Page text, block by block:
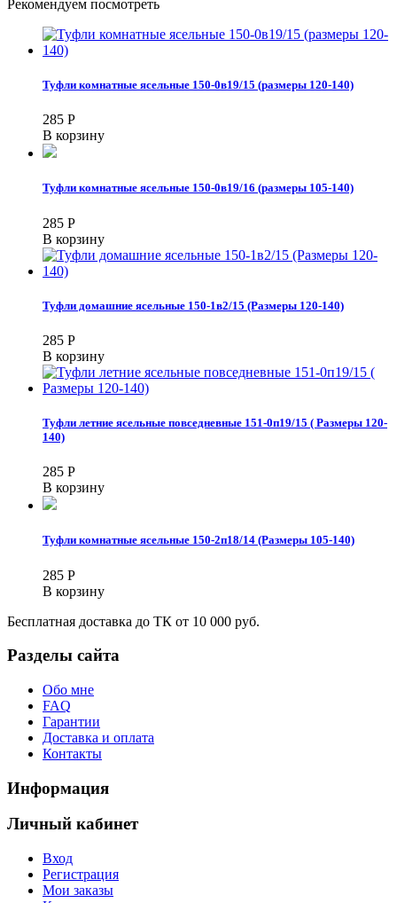
Рекомендуем посмотреть
Туфли комнатные ясельные 150-0в19/15 (размеры 120-140)
285 Р
В корзину
Туфли комнатные ясельные 150-0в19/16 (размеры 105-140)
285 Р
В корзину
Туфли домашние ясельные 150-1в2/15 (Размеры 120-140)
285 Р
В корзину
Туфли летние ясельные повседневные 151-0п19/15 ( Размеры 120-
140)
285 Р
В корзину
Туфли комнатные ясельные 150-2п18/14 (Размеры 105-140)
285 Р
В корзину
Бесплатная доставка до ТК от 10 000 руб.
Разделы сайта
Обо мне
FAQ
Гарантии
Доставка и оплата
Контакты
Информация
Личный кабинет
Вход
Регистрация
Мои заказы